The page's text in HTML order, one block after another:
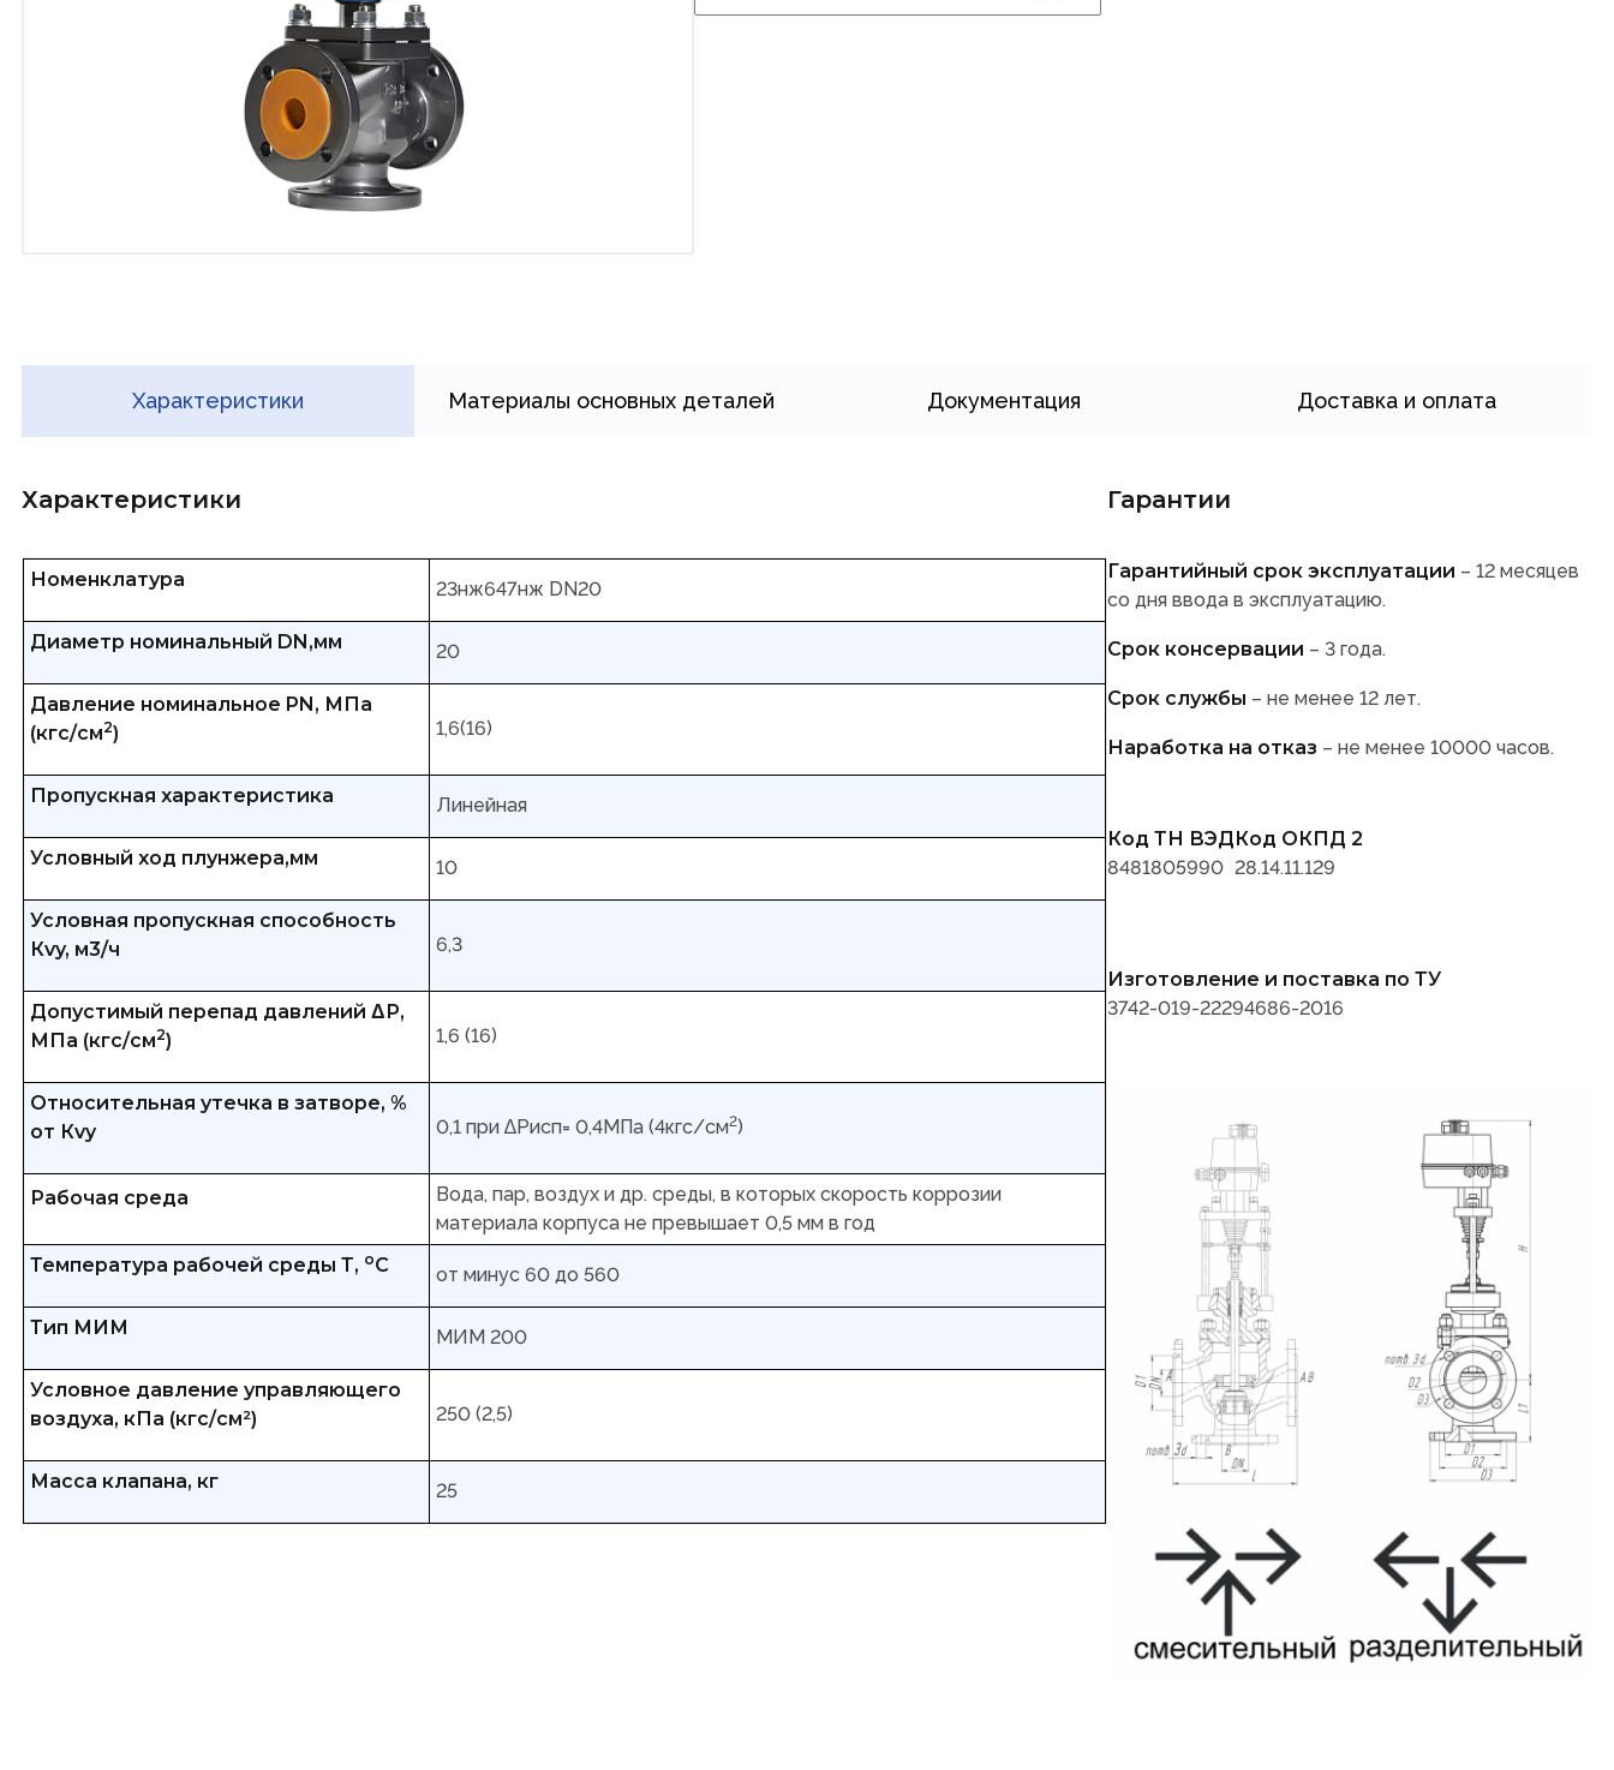
Характеристики Материалы основных деталей Документация Доставка и оплата
Характеристики
Номенклатура 23нж647нж DN20
Диаметр номинальный DN,мм 20
Давление номинальное PN, МПа
(кгс/см2) 1,6(16)
Пропускная характеристика Линейная
Условный ход плунжера,мм 10
Условная пропускная способность
Кvy, м3/ч
6,3
Допустимый перепад давлений ΔР,
МПа (кгс/см2) 1,6 (16)
Относительная утечка в затворе, %
от Кvy
0,1 при ∆Рисп= 0,4МПа (4кгс/см2)
Рабочая среда
Вода, пар, воздух и др. среды, в которых скорость коррозии
материала корпуса не превышает 0,5 мм в год
Температура рабочей среды Т, оС от минус 60 до 560
Тип МИМ МИМ 200
Условное давление управляющего
воздуха, кПа (кгс/см²)
250 (2,5)
Масса клапана, кг 25
Гарантии
Гарантийный срок эксплуатации – 12 месяцев
со дня ввода в эксплуатацию.
Срок консервации – 3 года.
Срок службы – не менее 12 лет.
Наработка на отказ – не менее 10000 часов.
Код ТН ВЭД
8481805990
Код ОКПД 2
28.14.11.129
Изготовление и поставка по ТУ
3742-019-22294686-2016